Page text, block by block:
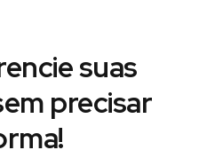
suas
precisar